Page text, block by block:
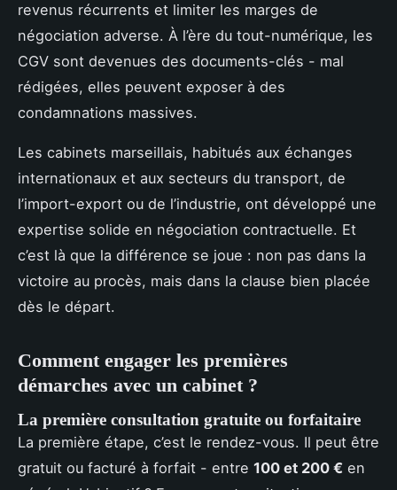
revenus récurrents et limiter les marges de
négociation adverse. À l’ère du tout-numérique, les
CGV sont devenues des documents-clés - mal
rédigées, elles peuvent exposer à des
condamnations massives.
Les cabinets marseillais, habitués aux échanges
internationaux et aux secteurs du transport, de
l’import-export ou de l’industrie, ont développé une
expertise solide en négociation contractuelle. Et
c’est là que la différence se joue : non pas dans la
victoire au procès, mais dans la clause bien placée
dès le départ.
Comment engager les premières
démarches avec un cabinet ?
La première consultation gratuite ou forfaitaire
La première étape, c’est le rendez-vous. Il peut être
gratuit ou facturé à forfait - entre 100 et 200 € en